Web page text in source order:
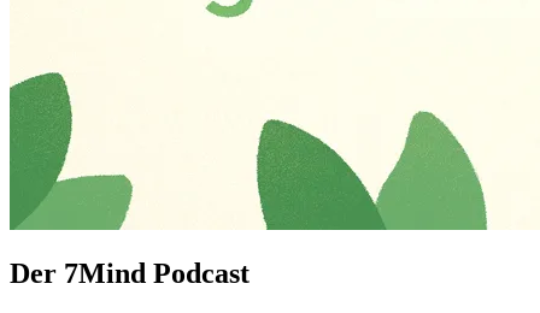
Der 7Mind Podcast